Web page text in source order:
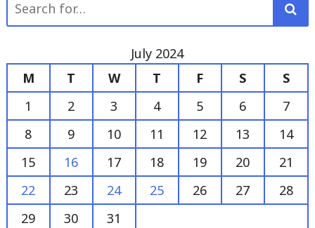
July 2024
M
T W T F S
S
1
2 3 4 5 6
7
8
9 10 11 12 13
14
15
16 17 18 19 20
21
22
23 24 25 26 27
28
29
30 31